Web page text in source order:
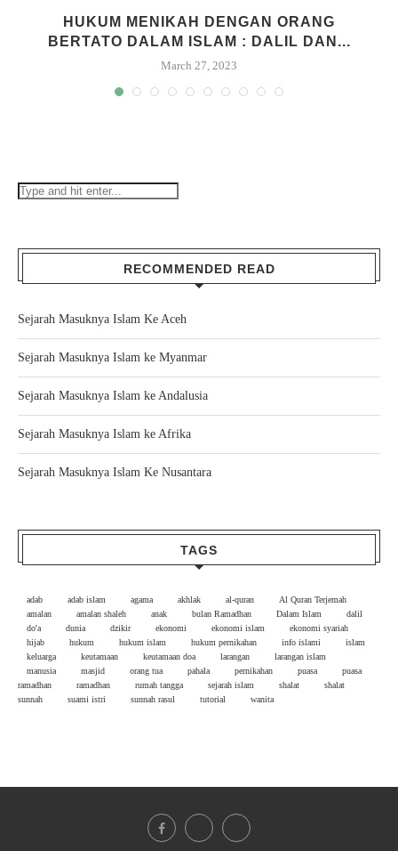
HUKUM MENIKAH DENGAN ORANG
BERTATO DALAM ISLAM : DALIL DAN...
March 27, 2023
RECOMMENDED READ
Sejarah Masuknya Islam Ke Aceh
Sejarah Masuknya Islam ke Myanmar
Sejarah Masuknya Islam ke Andalusia
Sejarah Masuknya Islam ke Afrika
Sejarah Masuknya Islam Ke Nusantara
TAGS
adab adab islam agama akhlak al-quran
Al Quran Terjemah
amalan
amalan shaleh anak bulan Ramadhan Dalam Islam
dalil
do'a
dunia dzikir ekonomi ekonomi islam
ekonomi syariah
hijab
hukum hukum islam hukum pernikahan info islami
islam
keluarga
keutamaan keutamaan doa larangan
larangan islam
manusia
masjid orang tua pahala pernikahan puasa
puasa
ramadhan
ramadhan rumah tangga sejarah islam shalat
shalat
sunnah
suami istri sunnah rasul tutorial wanita